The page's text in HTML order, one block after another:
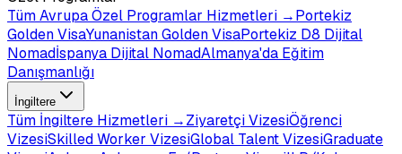
TümAvrupa Özel Programlar Hizmetleri →Portekiz
Golden VisaYunanistan Golden VisaPortekiz D8 Dijital
Nomadİspanya Dijital NomadAlmanya'da Eğitim
Danışmanlığı
İngiltere
Tüm İngiltere Hizmetleri →Ziyaretçi VizesiÖğrenci
VizesiSkilled Worker VizesiGlobal Talent VizesiGraduate